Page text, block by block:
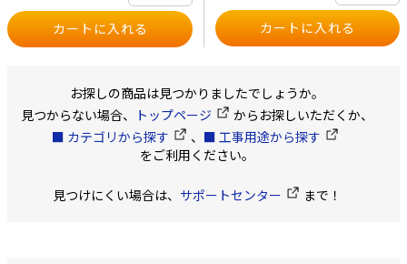
お探しの商品は見つかりましたでしょうか。
見つからない場合、
トップページ
からお探しいただくか、
■ カテゴリから探す
、 ■ 工事用途から探す
をご利用ください。
見つけにくい場合は、 サポートセンター まで！